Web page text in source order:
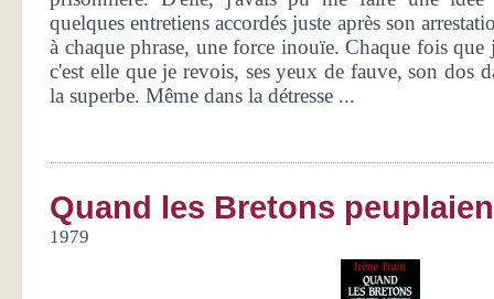
quelques entretiens accordés juste après son
à chaque phrase, une force inouïe. Chaque fois que
c'est elle que je revois, ses yeux de fauve, son dos
la superbe. Même dans la détresse ...
Quand les Bretons
1979